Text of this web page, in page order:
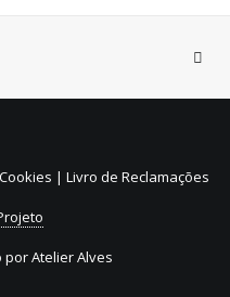
de
(SDR)
| Livro de Reclamações
porAtelier Alves